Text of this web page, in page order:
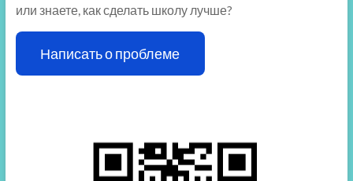
или знаете, как сделать школу лучше?
Написать о проблеме